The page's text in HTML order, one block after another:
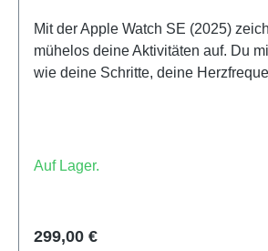
Mit der Apple Watch SE (2025)
mühelos deine Aktivitäten auf. Du
wie deine Schritte, deine
Auf Lager.
Regulärer Preis:
299,00 €